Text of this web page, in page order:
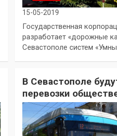
15-05-2019
Государственная
разработает «дорожные
Севастополе систем
В Севастополе
перевозки